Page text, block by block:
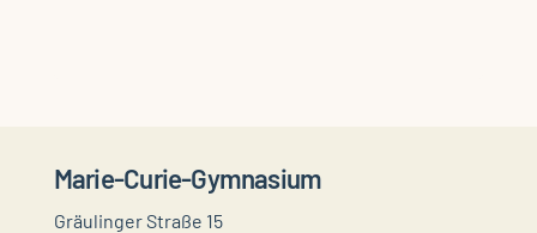
Marie-Curie-Gymnasium
Gräulinger Straße 15